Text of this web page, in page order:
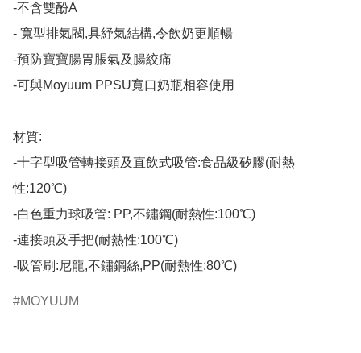
-不含雙酚A
- 寬型排氣閥,具紓氣結構,令飲奶更順暢
-預防寶寶腸胃脹氣及腸絞痛
-可與Moyuum PPSU寬口奶瓶相容使用
材質:
-十字型吸管轉接頭及直飲式吸管:食品級矽膠(耐熱
性:120℃)
-白色重力球吸管: PP,不鏽鋼(耐熱性:100℃)
-連接頭及手把(耐熱性:100℃)
-吸管刷:尼龍,不鏽鋼絲,PP(耐熱性:80℃)
MOYUUM